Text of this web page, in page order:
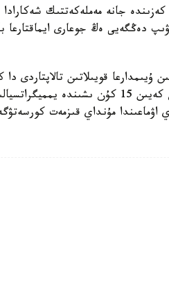
جانە مەملەكەتتىك شەكارادا
دەڭگەيى ەڭ جوعارى ايماقتارعا
قويىلاتىن تالاپتاردى
دەلدالدىق قىزمەت كورسەتەتىن اگەنتتىكتەر تىركەلگەننەن كەيىن 15
اۋماعىندا مۇنداي قىزمەت